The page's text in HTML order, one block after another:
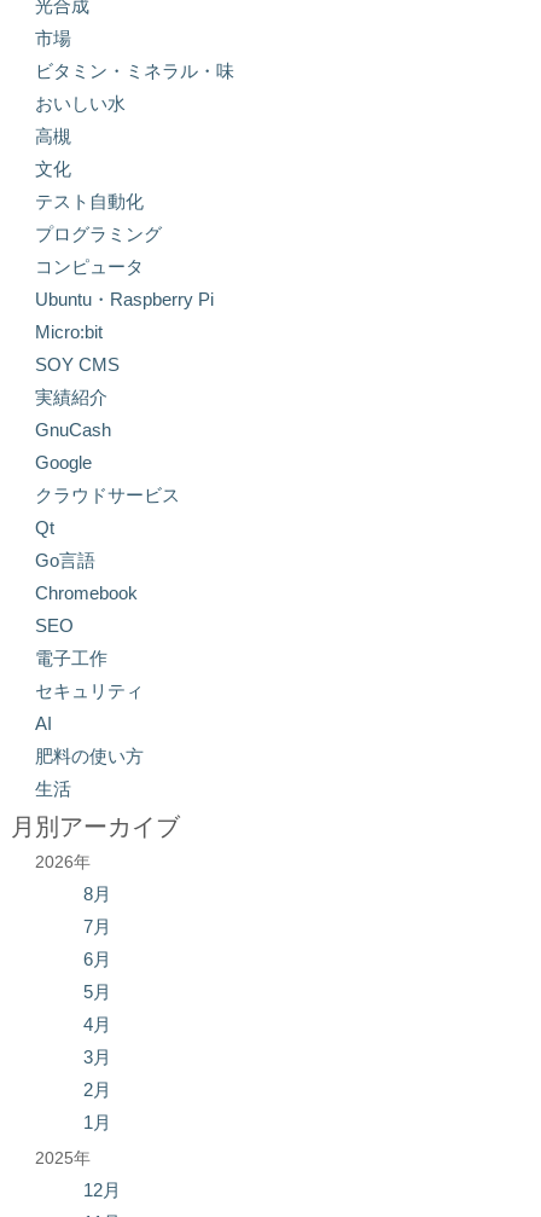
光合成
市場
ビタミン・ミネラル・味
おいしい水
高槻
文化
テスト自動化
プログラミング
コンピュータ
Ubuntu・Raspberry Pi
Micro:bit
SOY CMS
実績紹介
GnuCash
Google
クラウドサービス
Qt
Go言語
Chromebook
SEO
電子工作
セキュリティ
AI
肥料の使い方
生活
月別アーカイブ
2026年
8月
7月
6月
5月
4月
3月
2月
1月
2025年
12月